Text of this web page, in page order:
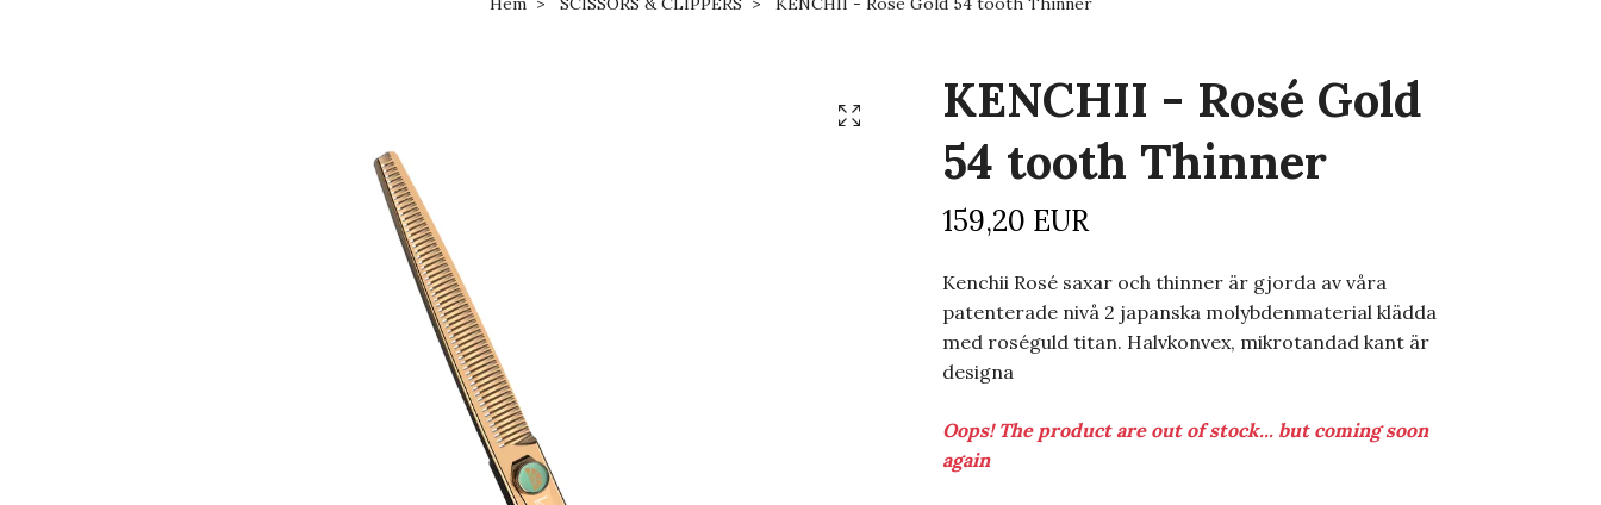
KENCHII - Rosé Gold
54 tooth Thinner
159,20 EUR
Kenchii Rosé saxar och thinner är gjorda av våra
patenterade nivå 2 japanska molybdenmaterial klädda
med roséguld titan. Halvkonvex, mikrotandad kant är
designa
Oops! The product are out of stock... but coming soon
again